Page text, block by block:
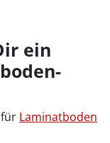
ein
Laminatboden